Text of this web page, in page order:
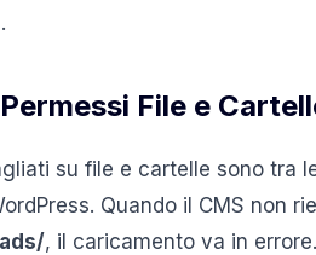
File e
su file e cartelle sono
Quando il CMS non
, il caricamento va in